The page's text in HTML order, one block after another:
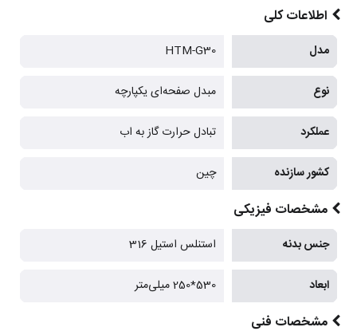
اطلاعات کلی
مدل HTM-G30
نوع مبدل صفحه‌ای یکپارچه
عملکرد تبادل حرارت گاز به اب
کشور سازنده چین
مشخصات فیزیکی
جنس بدنه استنلس استیل 316
ابعاد 530*250 میلی‌متر
مشخصات فنی